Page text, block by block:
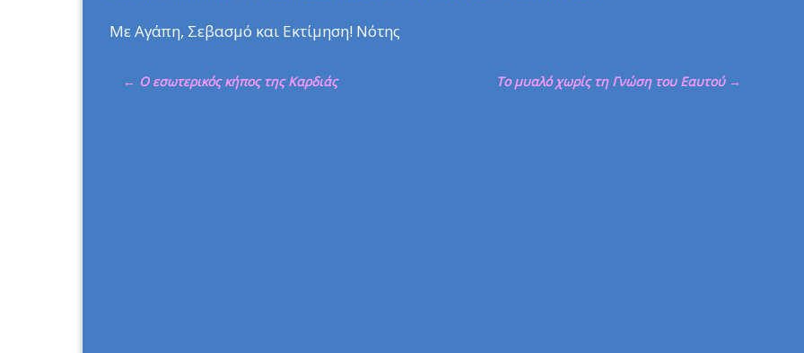
Με Αγάπη, Σεβασμό και Εκτίμηση! Νότης
← Ο εσωτερικός κήπος της Καρδιάς Το μυαλό χωρίς τη Γνώση του Εαυτού →